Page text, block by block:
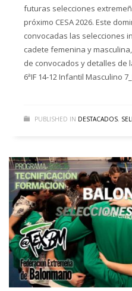
futuras selecciones
próximo CESA 2026. Este
convocadas las selecciones
cadete femenina y
de convocados y detalles de
6ªIF 14-12 Infantil Masculino
PUBLISHED IN DESTACADOS,